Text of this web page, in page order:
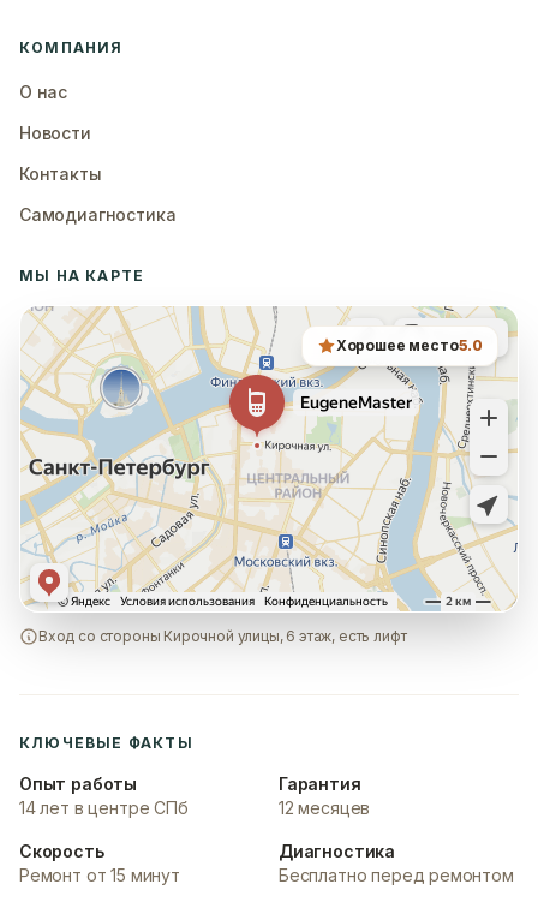
КОМПАНИЯ
О нас
Новости
Контакты
Самодиагностика
МЫ НА КАРТЕ
Хорошее место5.0
Вход со стороны Кирочной улицы, 6 этаж, есть лифт
КЛЮЧЕВЫЕ ФАКТЫ
Опыт работы
14 лет в центре СПб
Гарантия
12 месяцев
Скорость
Ремонт от 15 минут
Диагностика
Бесплатно перед ремонтом